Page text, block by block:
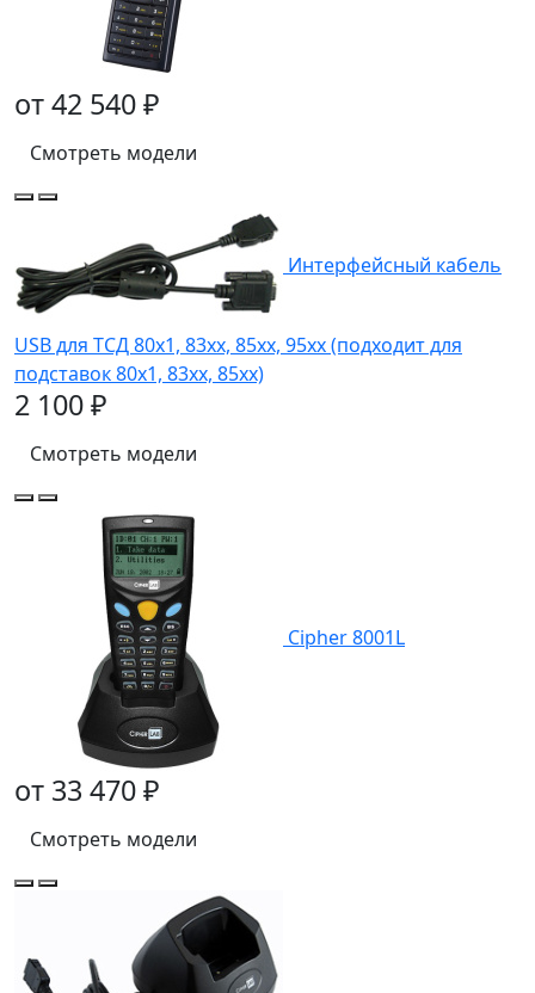
от 42 540 ₽
Смотреть модели
Интерфейсный кабель
USB для ТСД 80х1, 83xx, 85хх, 95хх (подходит для
подставок 80х1, 83xx, 85хх)
2 100 ₽
Смотреть модели
Cipher 8001L
от 33 470 ₽
Смотреть модели